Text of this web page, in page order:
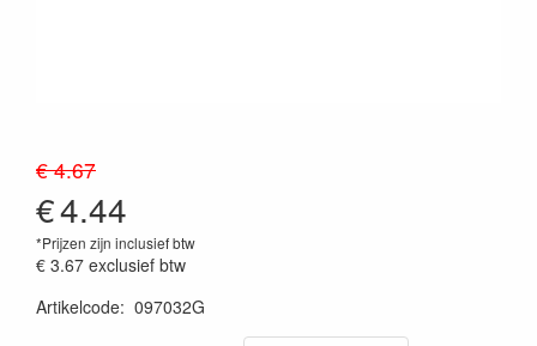
€ 4.67
€4.44
*Prijzen zijn inclusief btw
€ 3.67 exclusief btw
Artikelcode: 097032G